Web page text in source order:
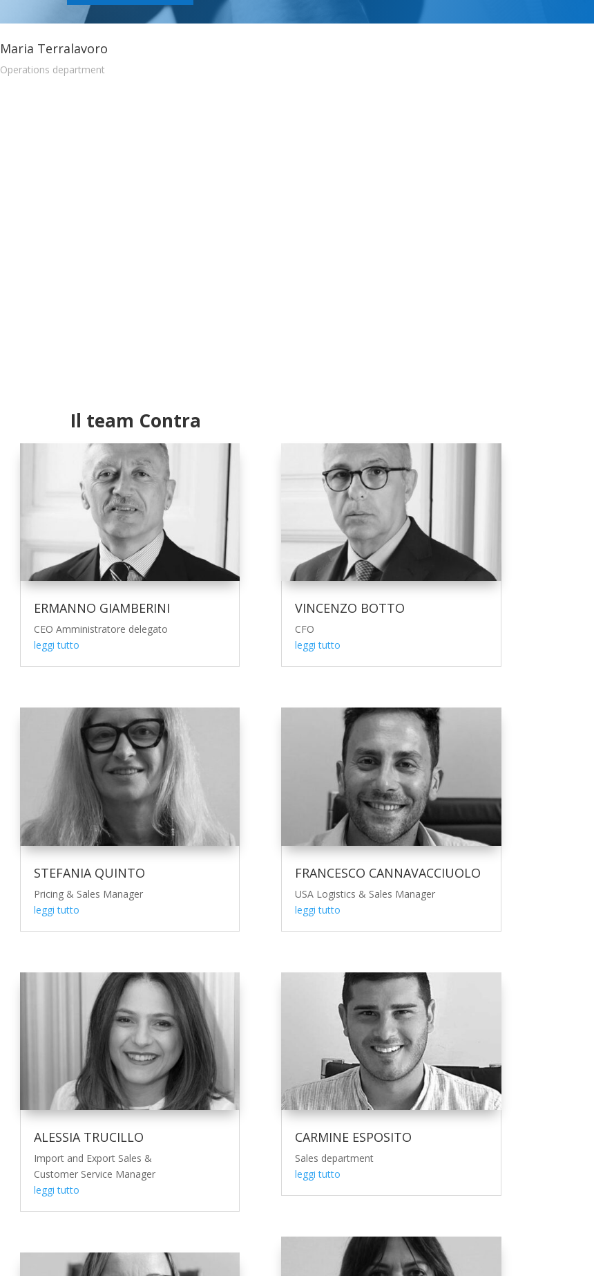
Maria Terralavoro
Operations department
Il team Contra
ERMANNO GIAMBERINI
CEO Amministratore delegato
leggi tutto
STEFANIA QUINTO
Pricing & Sales Manager
leggi tutto
ALESSIA TRUCILLO
Import and Export Sales &
Customer Service Manager
leggi tutto
VINCENZO BOTTO
CFO
leggi tutto
FRANCESCO CANNAVACCIUOLO
USA Logistics & Sales Manager
leggi tutto
CARMINE ESPOSITO
Sales department
leggi tutto